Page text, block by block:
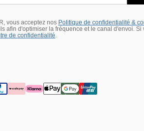
vous acceptez nos Politique de confidentialité &
afin d'optimiser la fréquence et le canal d'envoi. Si
de confidentialité.